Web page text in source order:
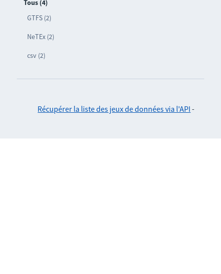
Tous (4)
GTFS (2)
NeTEx (2)
csv (2)
Récupérer la liste des jeux de données via l'API -